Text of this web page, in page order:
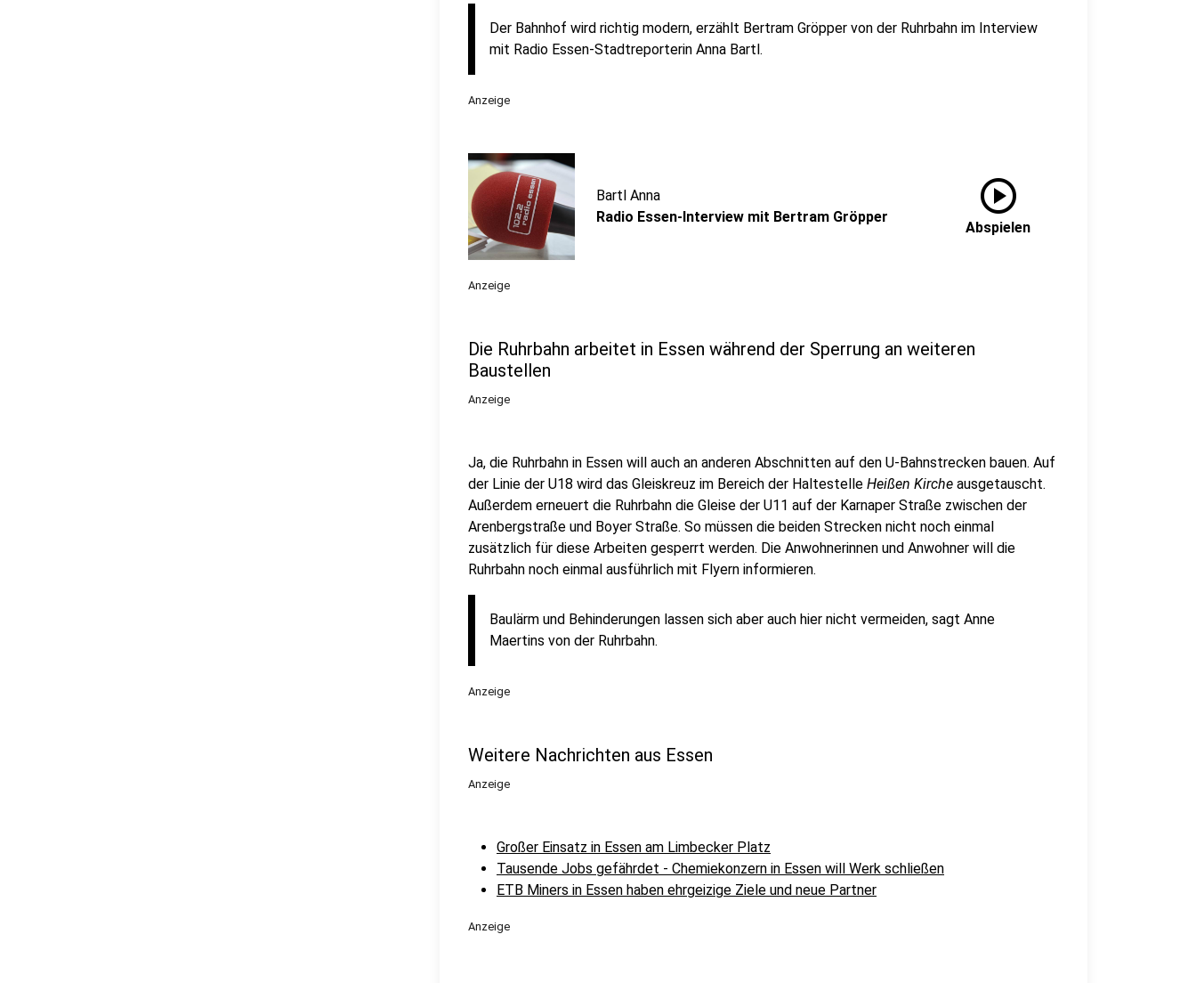
Der Bahnhof wird richtig modern, erzählt Bertram Gröpper von der Ruhrbahn im Interview
mit Radio Essen-Stadtreporterin Anna Bartl.
Anzeige
Bartl Anna
Radio Essen-Interview mit Bertram Gröpper
play_circle
Abspielen
Anzeige
Die Ruhrbahn arbeitet in Essen während der Sperrung an weiteren
Baustellen
Anzeige
Ja, die Ruhrbahn in Essen will auch an anderen Abschnitten auf den U-Bahnstrecken bauen. Auf
der Linie der U18 wird das Gleiskreuz im Bereich der Haltestelle Heißen Kirche ausgetauscht.
Außerdem erneuert die Ruhrbahn die Gleise der U11 auf der Karnaper Straße zwischen der
Arenbergstraße und Boyer Straße. So müssen die beiden Strecken nicht noch einmal
zusätzlich für diese Arbeiten gesperrt werden. Die Anwohnerinnen und Anwohner will die
Ruhrbahn noch einmal ausführlich mit Flyern informieren.
Baulärm und Behinderungen lassen sich aber auch hier nicht vermeiden, sagt Anne
Maertins von der Ruhrbahn.
Anzeige
Weitere Nachrichten aus Essen
Anzeige
Großer Einsatz in Essen am Limbecker Platz
Tausende Jobs gefährdet - Chemiekonzern in Essen will Werk schließen
ETB Miners in Essen haben ehrgeizige Ziele und neue Partner
Anzeige